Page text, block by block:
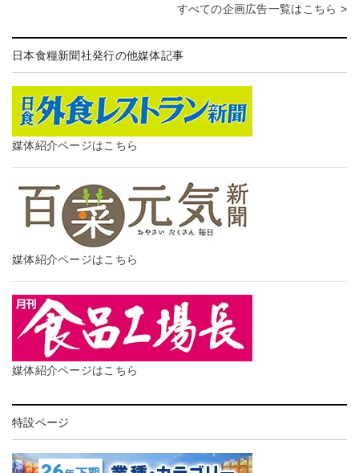
すべての企画広告一覧はこちら >
日本食糧新聞社発行の他媒体記事
媒体紹介ページはこちら
媒体紹介ページはこちら
媒体紹介ページはこちら
特設ページ